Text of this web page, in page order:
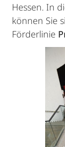
Hessen. In
können Sie
Förderlinie